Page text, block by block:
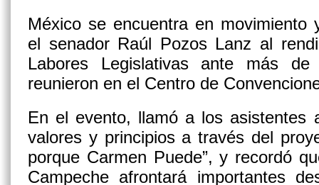
México se encuentra en movimiento
el senador Raúl Pozos Lanz al
Labores Legislativas ante más
reunieron en el Centro de
En el evento, llamó a los asistentes
valores y principios a través del
porque Carmen Puede”, y recordó
Campeche afrontará importantes